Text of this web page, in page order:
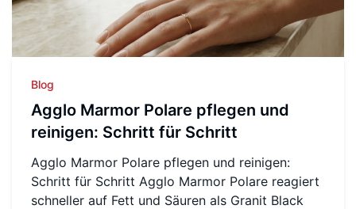
Blog
Agglo Marmor Polare pflegen und
reinigen: Schritt für Schritt
Agglo Marmor Polare pflegen und reinigen:
Schritt für Schritt Agglo Marmor Polare reagiert
schneller auf Fett und Säuren als Granit Black